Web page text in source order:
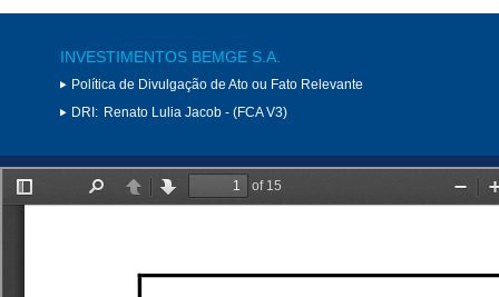
INVESTIMENTOS BEMGE S.A.
Política de Divulgação de Ato ou Fato Relevante
DRI: Renato Lulia Jacob - (FCA V3)